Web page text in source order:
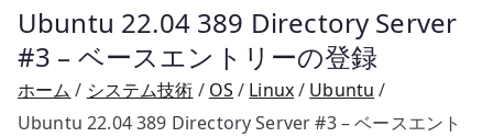
Ubuntu 22.04 389 Directory Server
#3 – ベースエントリーの登録
ホーム システム技術 OS Linux
Ubuntu
Ubuntu 22.04 389 Directory Server #3 – ベースエント